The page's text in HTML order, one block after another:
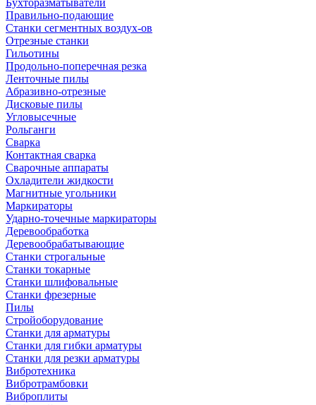
Бухторазматыватели
Правильно-подающие
Станки сегментных воздух-ов
Отрезные станки
Гильотины
Продольно-поперечная резка
Ленточные пилы
Абразивно-отрезные
Дисковые пилы
Угловысечные
Рольганги
Сварка
Контактная сварка
Сварочные аппараты
Охладители жидкости
Магнитные угольники
Маркираторы
Ударно-точечные маркираторы
Деревообработка
Деревообрабатывающие
Станки строгальные
Станки токарные
Станки шлифовальные
Станки фрезерные
Пилы
Стройоборудование
Станки для арматуры
Станки для гибки арматуры
Станки для резки арматуры
Вибротехника
Вибротрамбовки
Виброплиты